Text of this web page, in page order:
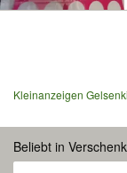
Kleinanzeigen
Beliebt in